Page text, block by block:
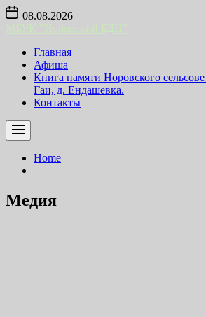
Skip
content
08.08.2026
Главная
Афиша
Книга памяти Норовского
Гаи, д. Ендашевка.
Контакты
Home
Медия